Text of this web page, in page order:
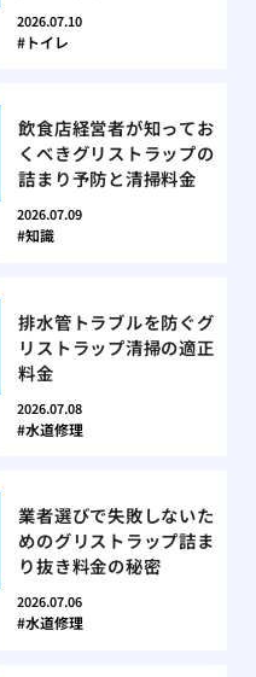
2026.07.10
トイレ
飲食店経営者が知ってお
くべきグリストラップの
詰まり予防と清掃料金
2026.07.09
知識
排水管トラブルを防ぐグ
リストラップ清掃の適正
料金
2026.07.08
水道修理
業者選びで失敗しないた
めのグリストラップ詰ま
り抜き料金の秘密
2026.07.06
水道修理